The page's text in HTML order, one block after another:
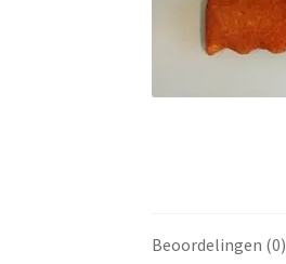
Beoordelingen (0)